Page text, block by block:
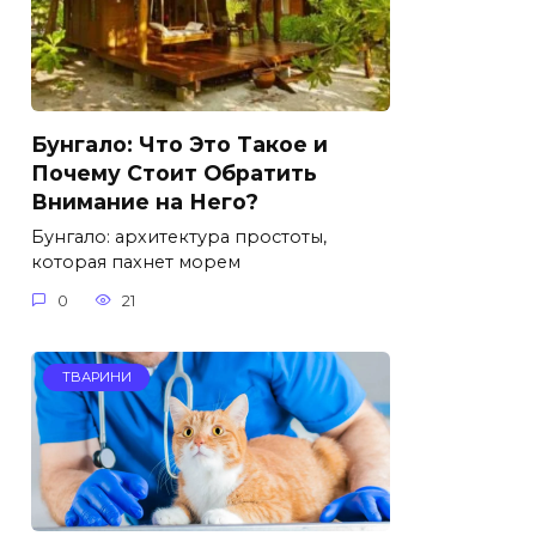
Бунгало: Что Это Такое и
Почему Стоит Обратить
Внимание на Него?
Бунгало: архитектура простоты,
которая пахнет морем
0 21
ТВАРИНИ